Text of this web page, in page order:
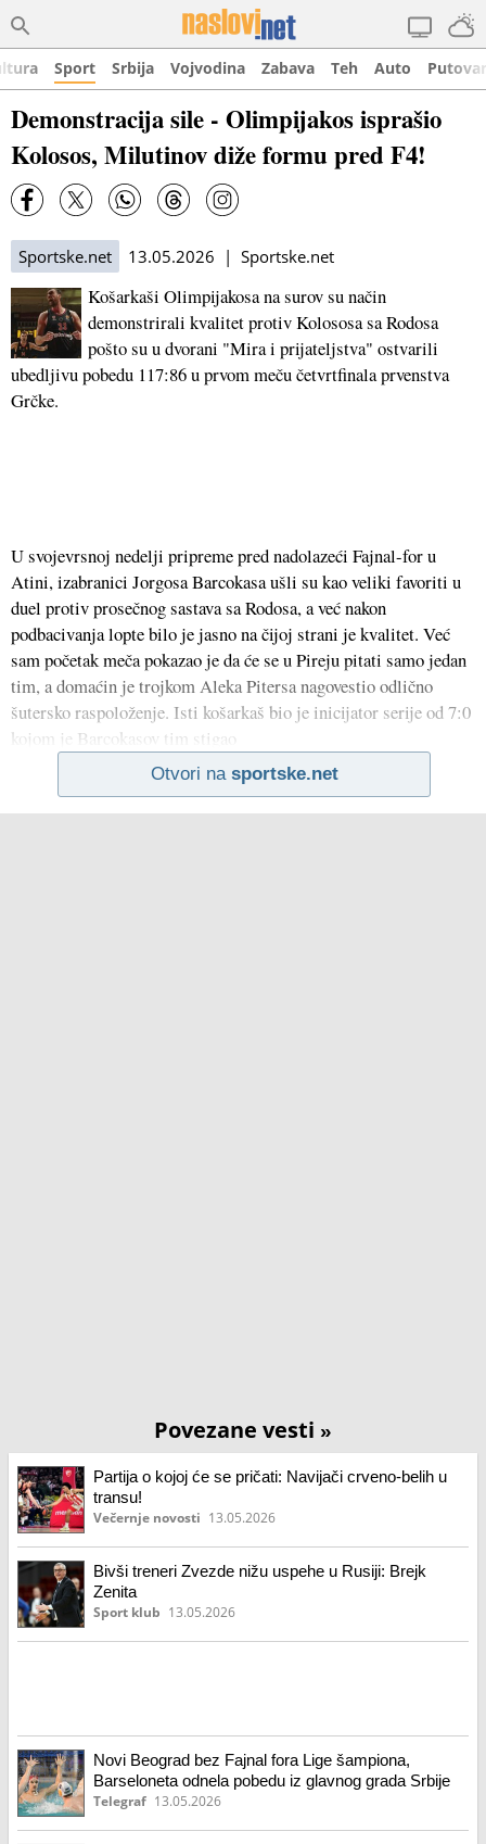
Sport Srbija Vojvodina Zabava Teh Auto
Demonstracija sile - Olimpijakos isprašio
Kolosos, Milutinov diže formu pred F4!
Sportske.net 13.05.2026 | Sportske.net
Košarkaši Olimpijakosa na surov su način
demonstrirali kvalitet protiv Kolososa sa Rodosa
pošto su u dvorani "Mira i prijateljstva" ostvarili
ubedljivu pobedu 117:86 u prvom meču četvrtfinala prvenstva
Grčke.
U svojevrsnoj nedelji pripreme pred nadolazeći Fajnal-for u
Atini, izabranici Jorgosa Barcokasa ušli su kao veliki favoriti u
duel protiv prosečnog sastava sa Rodosa, a već nakon
podbacivanja lopte bilo je jasno na čijoj strani je kvalitet. Već
sam početak meča pokazao je da će se u Pireju pitati samo jedan
tim, a domaćin je trojkom Aleka Pitersa nagovestio odlično
šutersko raspoloženje. Isti košarkaš bio je inicijator serije od 7:0
kojom je Barcokasov tim stigao
Otvori na sportske.net
Povezane vesti »
Partija o kojoj će se pričati: Navijači crveno-belih u
transu!
Večernje novosti 13.05.2026
Bivši treneri Zvezde nižu uspehe u Rusiji: Brejk
Zenita
Sport klub 13.05.2026
Novi Beograd bez Fajnal fora Lige šampiona,
Barseloneta odnela pobedu iz glavnog grada Srbije
Telegraf 13.05.2026